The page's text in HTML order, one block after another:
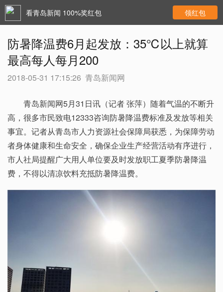
看青岛新闻 100%奖红包 领红包
防暑降温费6月起发放：35℃以上就算
最高每人每月200
2018-05-31 17:15:26 青岛新闻网
青岛新闻网5月31日讯（记者 张萍）随着气温的不断升
高，很多市民致电12333咨询防暑降温费标准及发放等相关
事宜。记者从青岛市人力资源社会保障局获悉，为保障劳动
者身体健康和生命安全，确保企业生产经营活动有序进行，
市人社局提醒广大用人单位要及时发放职工夏季防暑降温
费，不得以清凉饮料充抵防暑降温费。